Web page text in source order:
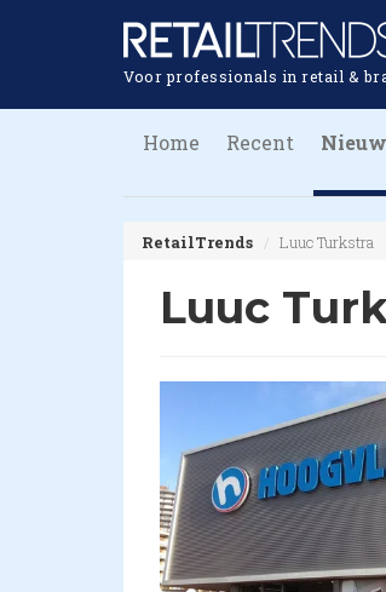
Voor professionals in retail &
Home Recent
RetailTrends Luuc Turkstra
Luuc